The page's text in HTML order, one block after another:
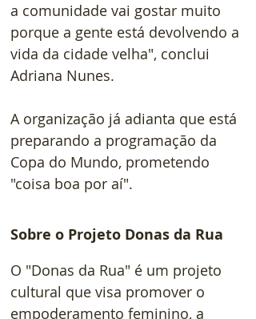
a comunidade vai gostar muito
porque a gente está devolvendo a
vida da cidade velha", conclui
Adriana Nunes.
A organização já adianta que está
preparando a programação da
Copa do Mundo, prometendo
"coisa boa por aí".
Sobre o Projeto Donas da Rua
O "Donas da Rua" é um projeto
cultural que visa promover o
empoderamento feminino, a